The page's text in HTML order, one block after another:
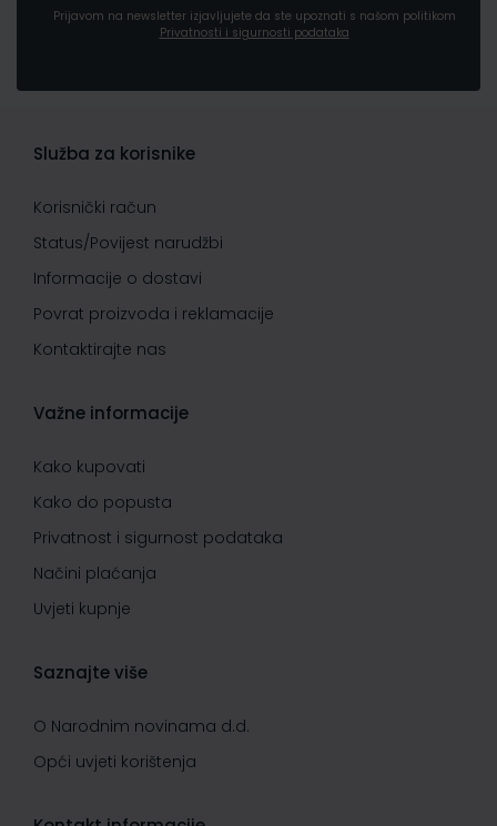
Prijavom na newsletter izjavljujete da ste upoznati s našom politikom
Privatnosti i sigurnosti podataka
Služba za korisnike
Korisnički račun
Status/Povijest narudžbi
Informacije o dostavi
Povrat proizvoda i reklamacije
Kontaktirajte nas
Važne informacije
Kako kupovati
Kako do popusta
Privatnost i sigurnost podataka
Načini plaćanja
Uvjeti kupnje
Saznajte više
O Narodnim novinama d.d.
Opći uvjeti korištenja